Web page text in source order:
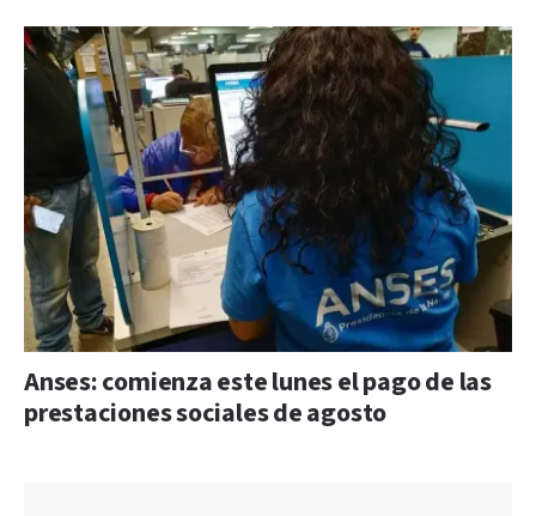
Anses: comienza este lunes el pago de las
prestaciones sociales de agosto